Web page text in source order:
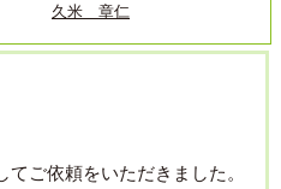
久米 章仁
ご依頼をいただきました。